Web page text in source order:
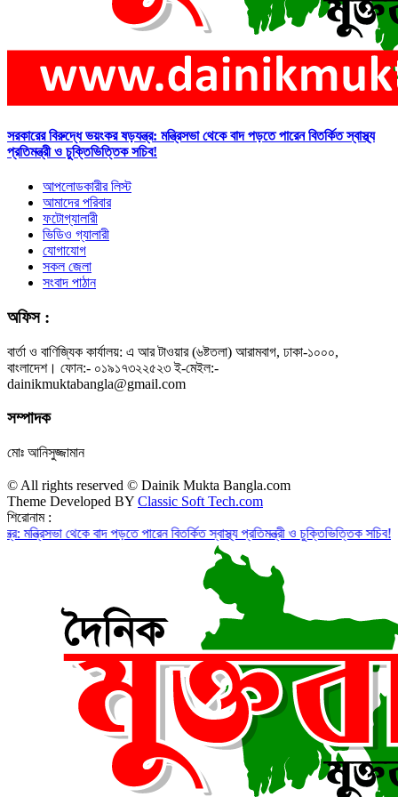
সরকারের বিরুদ্ধে ভয়ংকর ষড়যন্ত্র: মন্ত্রিসভা থেকে বাদ পড়তে পারেন বিতর্কিত স্বাস্থ্য
প্রতিমন্ত্রী ও চুক্তিভিত্তিক সচিব!
আপলোডকারীর লিস্ট
আমাদের পরিবার
ফটোগ্যালারী
ভিডিও গ্যালারী
যোগাযোগ
সকল জেলা
সংবাদ পাঠান
অফিস :
বার্তা ও বাণিজ্যিক কার্যালয়: এ আর টাওয়ার (৬ষ্টতলা) আরামবাগ, ঢাকা-১০০০,
বাংলাদেশ। ফোন:- ০১৯১৭৩২২৫২৩ ই-মেইল:-
dainikmuktabangla@gmail.com
সম্পাদক
মোঃ আনিসুজ্জামান
© All rights reserved © Dainik Mukta Bangla.com
Theme Developed BY Classic Soft Tech.com
শিরোনাম :
থেকে বাদ পড়তে পারেন বিতর্কিত স্বাস্থ্য প্রতিমন্ত্রী ও চুক্তিভিত্তিক সচিব!রাজস্ব